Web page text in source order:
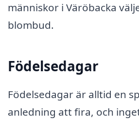
människor i Väröbacka
blombud.
Födelsedagar
Födelsedagar är alltid en
anledning att fira, och